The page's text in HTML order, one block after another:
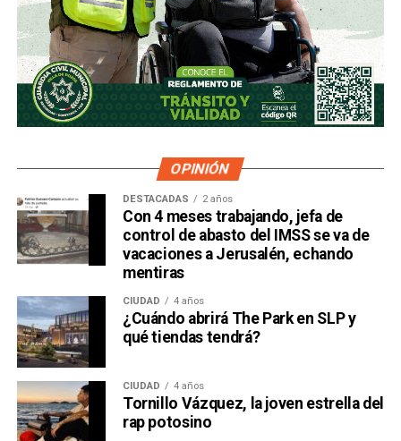
OPINIÓN
DESTACADAS 2 años
Con 4 meses trabajando, jefa de
control de abasto del IMSS se va de
vacaciones a Jerusalén, echando
mentiras
CIUDAD 4 años
¿Cuándo abrirá The Park en SLP y
qué tiendas tendrá?
CIUDAD 4 años
Tornillo Vázquez, la joven estrella del
rap potosino